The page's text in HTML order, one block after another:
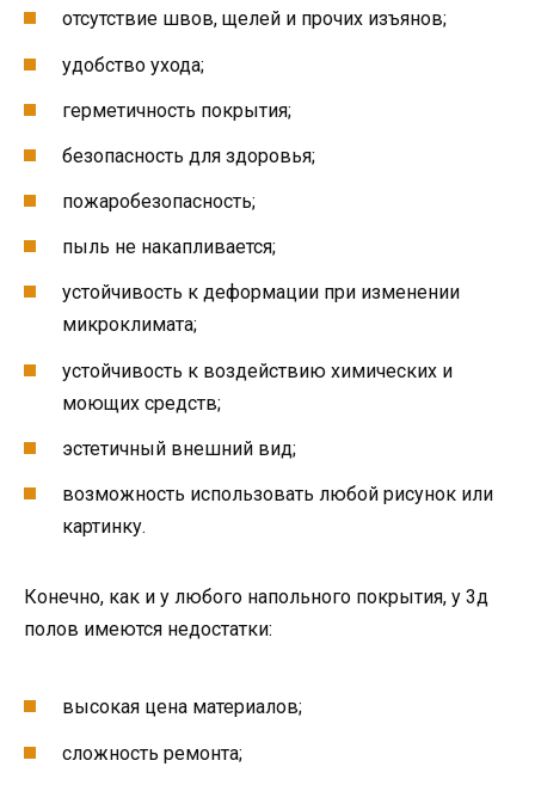
отсутствие швов, щелей и прочих изъянов;
удобство ухода;
герметичность покрытия;
безопасность для здоровья;
пожаробезопасность;
пыль не накапливается;
устойчивость к деформации при изменении
микроклимата;
устойчивость к воздействию химических и
моющих средств;
эстетичный внешний вид;
возможность использовать любой рисунок или
картинку.
Конечно, как и у любого напольного покрытия, у 3д
полов имеются недостатки:
высокая цена материалов;
сложность ремонта;